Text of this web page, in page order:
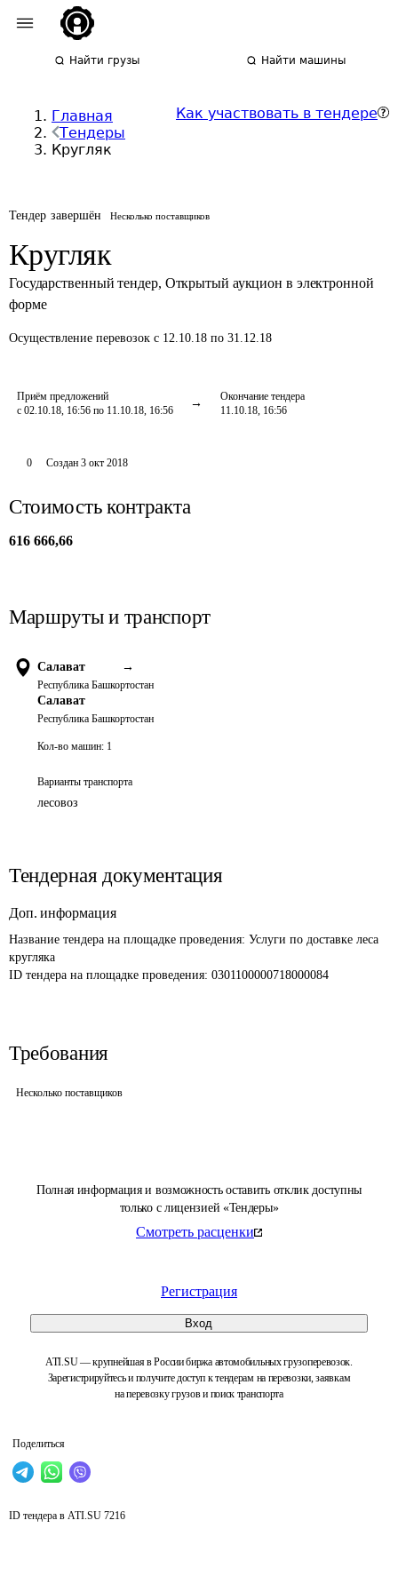
Найти грузы Найти машины
Главная
Тендеры
Кругляк
Как участвовать в тендере
Тендер завершён Несколько поставщиков
Кругляк
Государственный тендер, Открытый аукцион в электронной
форме
Осуществление перевозок с 12.10.18 по 31.12.18
Приём предложений
с 02.10.18, 16:56 по 11.10.18, 16:56
Окончание тендера
11.10.18, 16:56
Полная информация и возможность оставить отклик доступны
только с лицензией «Тендеры»
Смотреть расценки
Регистрация
Вход
ATI.SU — крупнейшая в России биржа автомобильных грузоперевозок.
Зарегистрируйтесь и получите доступ к тендерам на перевозки, заявкам
на перевозку грузов и поиск транспорта
Поделиться
0 Создан 3 окт 2018
Стоимость контракта
616 666,66
Маршруты и транспорт
Салават →
Республика Башкортостан
Салават
Республика Башкортостан
Кол-во машин: 1
Варианты транспорта
лесовоз
Тендерная документация
Доп. информация
Название тендера на площадке проведения: Услуги по доставке леса
кругляка
ID тендера на площадке проведения: 0301100000718000084
Требования
Несколько поставщиков
ID тендера в ATI.SU 7216